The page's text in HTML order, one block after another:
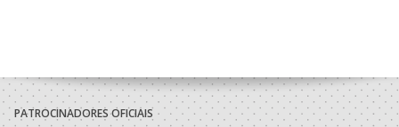
PATROCINADORES OFICIAIS